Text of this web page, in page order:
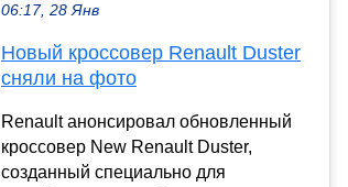
06:17, 28 Янв
Новый кроссовер Renault Duster
сняли на фото
Renault анонсировал обновленный
кроссовер New Renault Duster,
созданный специально для